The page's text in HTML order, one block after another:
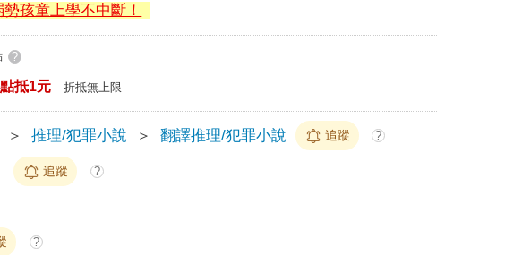
孩童上學不中斷！
?
抵1元 折抵無上限
＞ 推理/犯罪小說 ＞ 翻譯推理/犯罪小說 追蹤 ?
追蹤 ?
?